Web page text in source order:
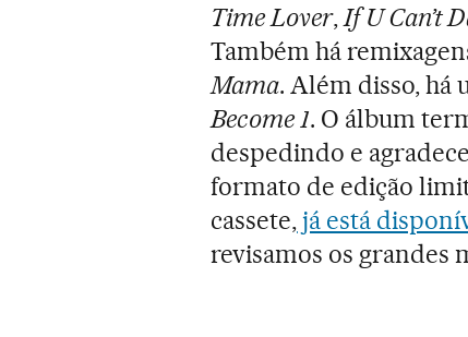
Time Lover,If U Can’t
Também há
Mama. Além disso, há
Become 1. O álbum
despedindo e
formato de edição
cassete,já está
revisamos os grandes